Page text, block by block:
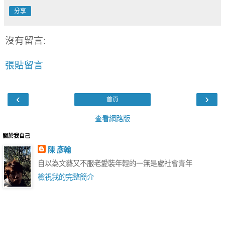
分享
沒有留言:
張貼留言
‹ ›
首頁
查看網路版
關於我自己
陳 彥翰
自以為文藝又不服老愛裝年輕的一無是處社會青年
檢視我的完整簡介